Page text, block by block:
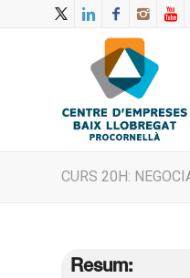
CURS 20H:
Resum: